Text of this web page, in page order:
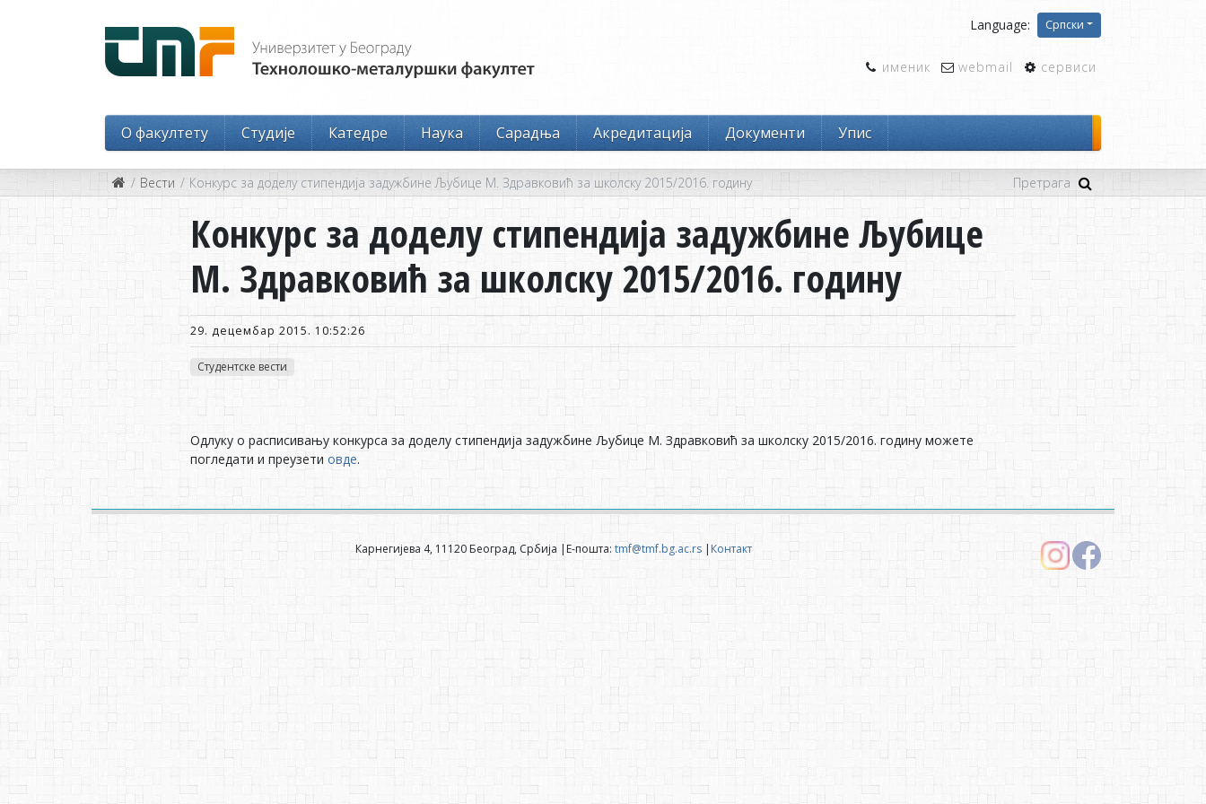
Language: Српски
именик webmail сервиси
O факултету Студије Катедре Наука Сарадња Акредитација Документи Упис
Вести Конкурс за доделу стипендија задужбине Љубице М. Здравковић за школску 2015/2016. годину
Конкурс за доделу стипендија задужбине Љубице
М. Здравковић за школску 2015/2016. годину
29. децембар 2015. 10:52:26
Студентске вести
Одлуку о расписивању конкурса за доделу стипендија задужбине Љубице М. Здравковић за школску 2015/2016. годину можете
погледати и преузети овде.
Карнегијева 4, 11120 Београд, Србија |Е-пошта: tmf@tmf.bg.ac.rs | Контакт